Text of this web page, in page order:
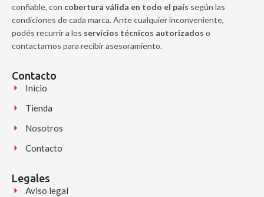
confiable, con cobertura válida en todo el país según las
condiciones de cada marca. Ante cualquier inconveniente,
podés recurrir a los servicios técnicos autorizados o
contactarnos para recibir asesoramiento.
Contacto
Inicio
Tienda
Nosotros
Contacto
Legales
Aviso legal